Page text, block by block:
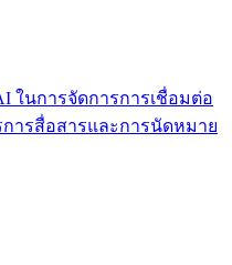
ในการจัดการการเชื่อมต่อ
ารสื่อสารและการนัดหมาย